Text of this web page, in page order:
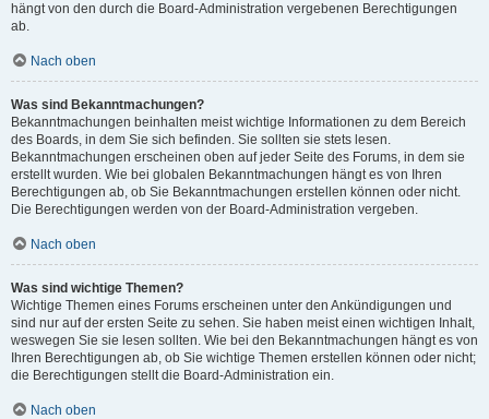
hängt von den durch die Board-Administration vergebenen Berechtigungen
ab.
Nach oben
Was sind Bekanntmachungen?
Bekanntmachungen beinhalten meist wichtige Informationen zu dem Bereich
des Boards, in dem Sie sich befinden. Sie sollten sie stets lesen.
Bekanntmachungen erscheinen oben auf jeder Seite des Forums, in dem sie
erstellt wurden. Wie bei globalen Bekanntmachungen hängt es von Ihren
Berechtigungen ab, ob Sie Bekanntmachungen erstellen können oder nicht.
Die Berechtigungen werden von der Board-Administration vergeben.
Nach oben
Was sind wichtige Themen?
Wichtige Themen eines Forums erscheinen unter den Ankündigungen und
sind nur auf der ersten Seite zu sehen. Sie haben meist einen wichtigen Inhalt,
weswegen Sie sie lesen sollten. Wie bei den Bekanntmachungen hängt es von
Ihren Berechtigungen ab, ob Sie wichtige Themen erstellen können oder nicht;
die Berechtigungen stellt die Board-Administration ein.
Nach oben